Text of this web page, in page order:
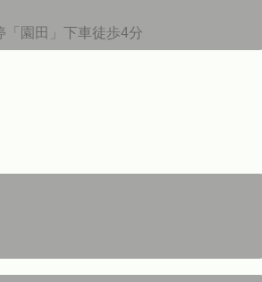
「園田」下車徒歩4分